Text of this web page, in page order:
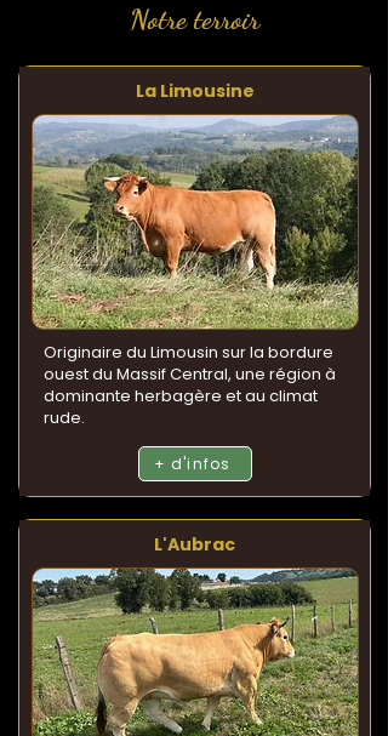
Notre terroir
La Limousine
Originaire du Limousin sur la bordure
ouest du Massif Central, une région à
dominante herbagère et au climat
rude.
+ d'infos
L'Aubrac